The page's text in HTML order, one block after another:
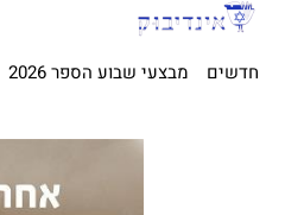
חדשים מבצעי שבוע הספר 2026